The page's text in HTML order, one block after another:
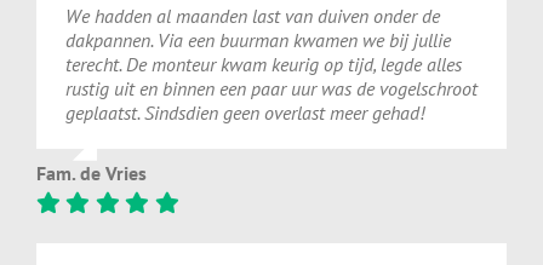
We hadden al maanden last van duiven onderde
dakpannen. Via een buurman kwamen we bij jullie
terecht. De monteur kwam keurig op tijd, legdealles
rustig uiten binnen een paar uur was de vogelschroot
geplaatst.Sindsdien geen overlast meergehad!
Fam. de Vries